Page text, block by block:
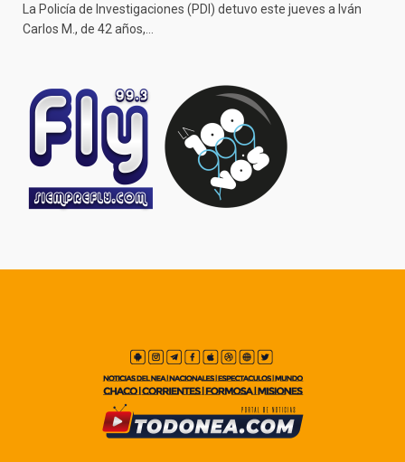
La Policía de Investigaciones (PDI) detuvo este jueves a Iván
Carlos M., de 42 años,…